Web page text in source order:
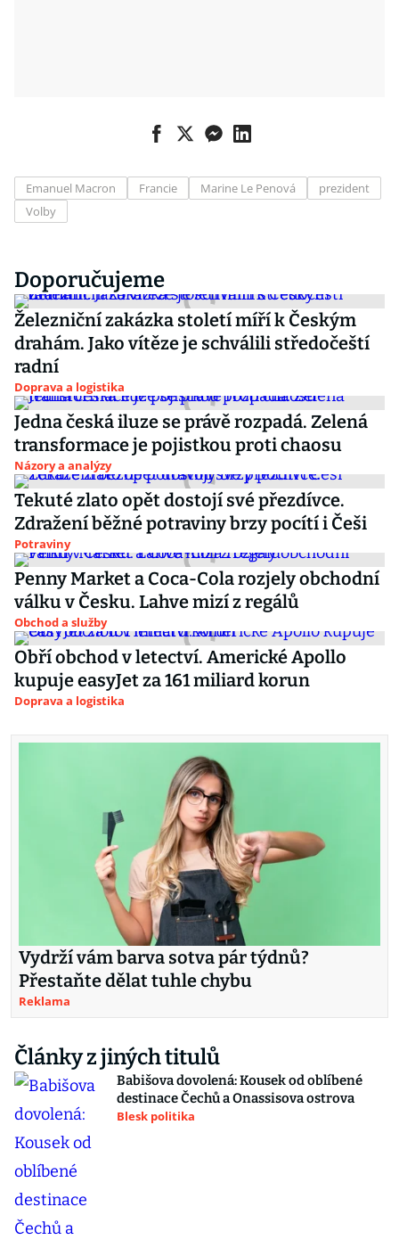
Emanuel Macron Francie Marine Le Penová
prezident
Volby
Doporučujeme
Železniční zakázka století míří k Českým
drahám. Jako vítěze je schválili středočeští
radní
Doprava a logistika
Jedna česká iluze se právě rozpadá. Zelená
transformace je pojistkou proti chaosu
Názory a analýzy
Tekuté zlato opět dostojí své přezdívce.
Zdražení běžné potraviny brzy pocítí i Češi
Potraviny
Penny Market a Coca-Cola rozjely obchodní
válku v Česku. Lahve mizí z regálů
Obchod a služby
Obří obchod v letectví. Americké Apollo
kupuje easyJet za 161 miliard korun
Doprava a logistika
Vydrží vám barva sotva pár týdnů?
Přestaňte dělat tuhle chybu
Reklama
Články z jiných titulů
Babišova dovolená: Kousek od oblíbené
destinace Čechů a Onassisova ostrova
Blesk politika